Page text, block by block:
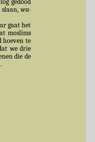
gedood
slaan,wa-
gaat het
moslims
hoeven te
we drie
die de